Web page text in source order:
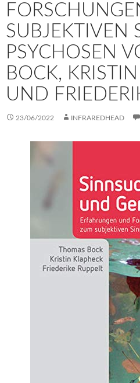
SUBJEKTIVEN
PSYCHOSEN
BOCK,
UND
23/06/2022 INFRAREDHEAD